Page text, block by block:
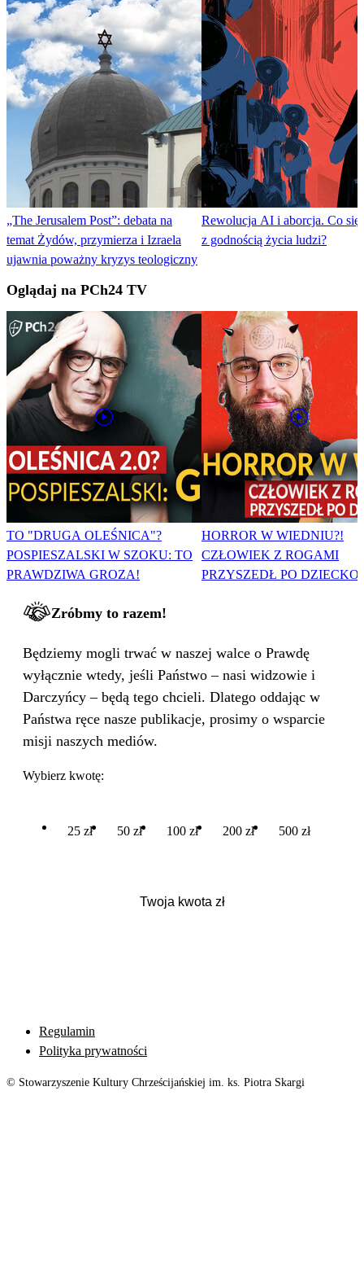
„The Jerusalem Post”: debata na
temat Żydów, przymierza i Izraela
ujawnia poważny kryzys teologiczny
Rewolucja AI i aborcja. Co się
z godnością życia ludzi?
Oglądaj na PCh24 TV
TO "DRUGA OLEŚNICA"?
POSPIESZALSKI W SZOKU: TO
PRAWDZIWA GROZA!
HORROR W WIEDNIU?!
CZŁOWIEK Z ROGAMI
PRZYSZEDŁ PO DZIECKO
Zróbmy to razem!
Będziemy mogli trwać w naszej walce o Prawdę
wyłącznie wtedy, jeśli Państwo – nasi widzowie i
Darczyńcy – będą tego chcieli. Dlatego oddając w
Państwa ręce nasze publikacje, prosimy o wsparcie
misji naszych mediów.
Wybierz kwotę:
25 zł 50 zł 100 zł 200 zł 500 zł
Regulamin
Polityka prywatności
© Stowarzyszenie Kultury Chrześcijańskiej im. ks. Piotra Skargi